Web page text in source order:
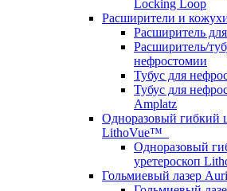
Locking Loop
Расширители и
Расширитель
Расширитель/
нефростомии
Тубус для
Тубус для
Amplatz
Одноразовый гибкий
LithoVue™
Одноразовый
уретероскоп
Гольмиевый лазер